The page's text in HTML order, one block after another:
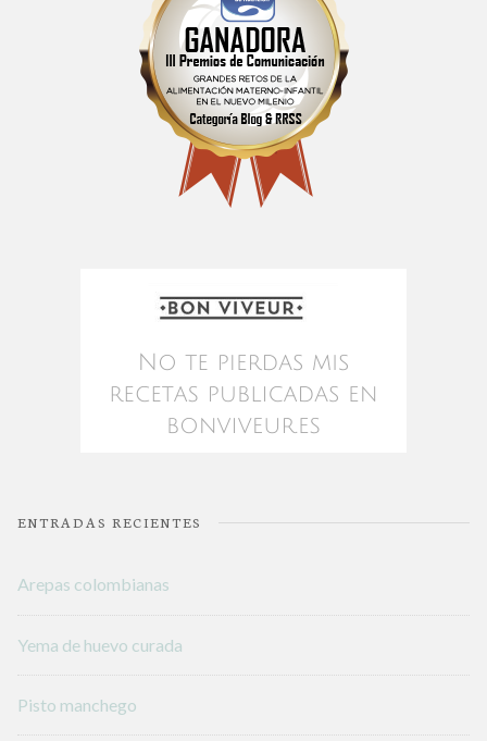
ENTRADAS RECIENTES
Arepas colombianas
Yema de huevo curada
Pisto manchego